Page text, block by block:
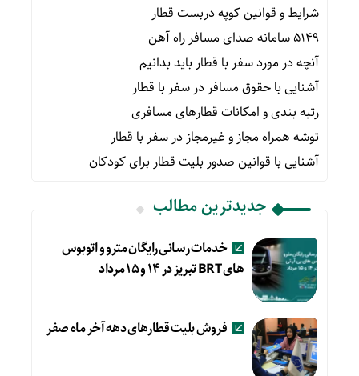
شرایط و قوانین کوپه دربست قطار
۵۱۴۹ سامانه صدای مسافر راه آهن
آنچه در مورد سفر با قطار باید بدانیم
آشنایی با حقوق مسافر در سفر با قطار
رتبه بندی و امکانات قطارهای مسافری
توشه همراه مجاز و غیرمجاز در سفر با قطار
آشنایی با قوانین صدور بلیت قطار برای کودکان
جدیدترین مطالب
خدمات رسانی رایگان مترو و اتوبوس
های BRT تبریز در ۱۴ و ۱۵ مرداد
فروش بلیت قطارهای دهه آخر ماه صفر